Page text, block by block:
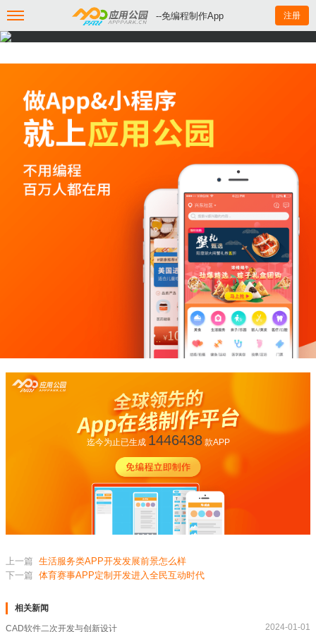
--免编程制作App 注册
迄今为止已生成 1446438款APP
上一篇 生活服务类APP开发发展前景怎么样
下一篇 体育赛事APP定制开发进入全民互动时代
相关新闻
CAD软件二次开发与创新设计 2024-01-01